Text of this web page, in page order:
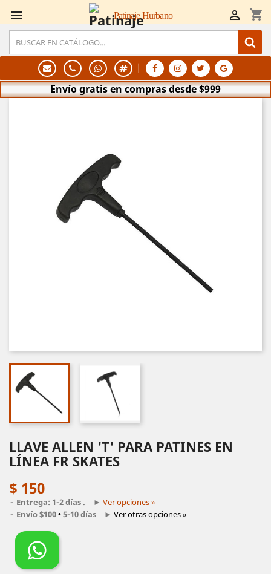
 shopping_cart

Patinaje Hurbano
|
Envío gratis en compras desde $999
LLAVE ALLEN 'T' PARA PATINES EN
LÍNEA FR SKATES
$ 150
Entrega: 1-2 días . ► Ver opciones »
Envío $100•5-10 días ► Ver otras opciones »